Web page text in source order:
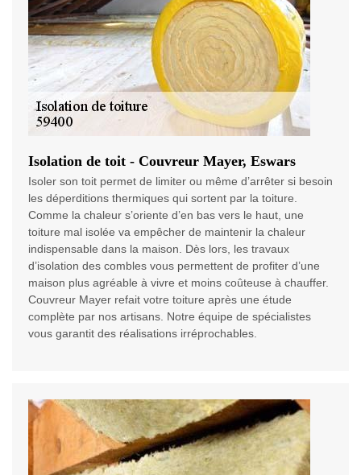
Isolation de toit - Couvreur Mayer, Eswars
Isoler son toit permet de limiter ou même d’arrêter si besoin
les déperditions thermiques qui sortent par la toiture.
Comme la chaleur s’oriente d’en bas vers le haut, une
toiture mal isolée va empêcher de maintenir la chaleur
indispensable dans la maison. Dès lors, les travaux
d’isolation des combles vous permettent de profiter d’une
maison plus agréable à vivre et moins coûteuse à chauffer.
Couvreur Mayer refait votre toiture après une étude
complète par nos artisans. Notre équipe de spécialistes
vous garantit des réalisations irréprochables.